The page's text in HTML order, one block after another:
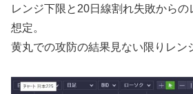
レンジ下限と20日線割れ失敗からの
想定。
黄丸での攻防の結果見ない限りレン